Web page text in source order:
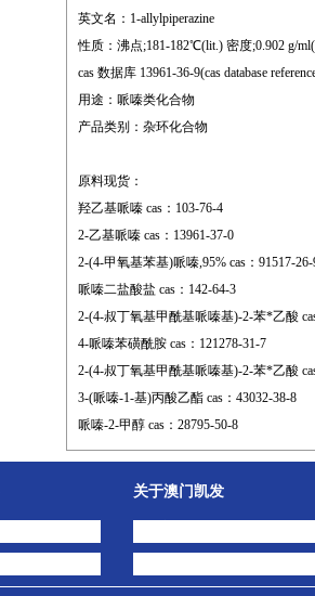
英文名：1-allylpiperazine
性质：沸点;181-182℃(lit.) 密度;0.902 g/
cas 数据库 13961-36-9(cas database
用途：哌嗪类化合物
产品类别：杂环化合物
原料现货：
羟乙基哌嗪 cas：103-76-4
2-乙基哌嗪 cas：13961-37-0
2-(4-甲氧基苯基)哌嗪,95% cas：91517-26-
哌嗪二盐酸盐 cas：142-64-3
2-(4-叔丁氧基甲酰基哌嗪基)-2-苯*乙酸
4-哌嗪苯磺酰胺 cas：121278-31-7
2-(4-叔丁氧基甲酰基哌嗪基)-2-苯*乙酸
3-(哌嗪-1-基)丙酸乙酯 cas：43032-38-8
哌嗪-2-甲醇 cas：28795-50-8
关于澳门凯发